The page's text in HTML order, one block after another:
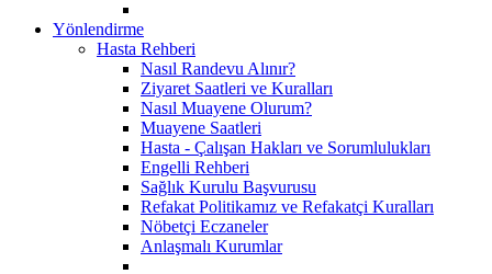
Yönlendirme
Hasta Rehberi
Nasıl Randevu Alınır?
Ziyaret Saatleri ve Kuralları
Nasıl Muayene Olurum?
Muayene Saatleri
Hasta - Çalışan Hakları ve Sorumlulukları
Engelli Rehberi
Sağlık Kurulu Başvurusu
Refakat Politikamız ve Refakatçi Kuralları
Nöbetçi Eczaneler
Anlaşmalı Kurumlar